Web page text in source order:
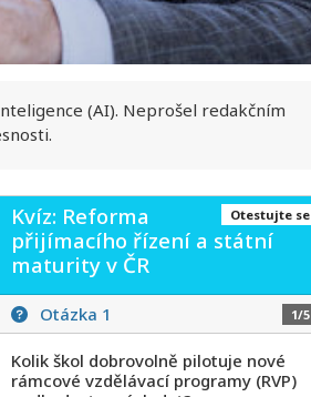
(AI). Neprošel redakčním
Otestujte se
Kvíz: Reforma
přijímacího řízení a státní
maturity v ČR
Otázka 1 1/5
Kolik škol dobrovolně pilotuje nové
rámcové vzdělávací programy (RVP)